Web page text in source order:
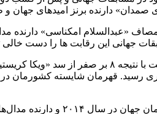
صمدان» دارنده برنز امیدهای جهان
جهانی این رقابت ها را دست خالی
در وزن ۵۰- کیلوگرم بانوان نیز سارا